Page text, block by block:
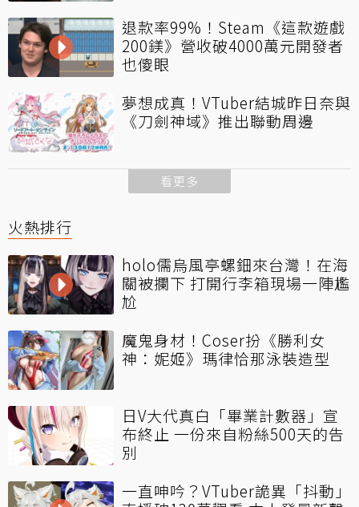
退款率99%！Steam《這款遊戲
200鎂》營收破4000萬元開發者
也傻眼
夢想成真！VTuber結城昨日奈與
《刀劍神域》推出聯動周邊
看更多
火熱排行
holo儒烏風亭螺鈿來台灣！在海
關被攔下 打開行李箱現場一陣尷
尬
魔鬼身材！Coser扮《勝利女
神：妮姬》瑪律恰那泳裝造型
日V大代真白「畢業計數器」宣
布終止 一份來自粉絲500天的告
別
一直呻吟？VTuber詭異「抖動」